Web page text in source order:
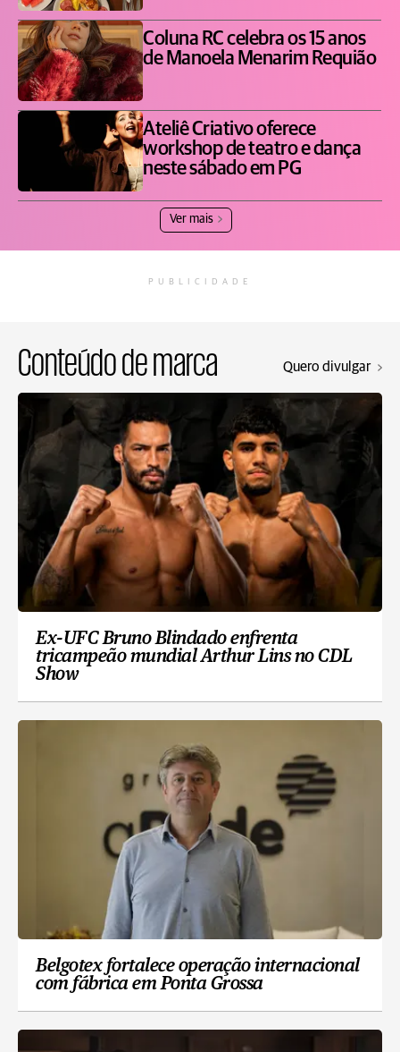
Coluna RC celebra os 15 anos
de Manoela Menarim Requião
Ateliê Criativo oferece
workshop de teatro e dança
neste sábado em PG
Ver mais
PUBLICIDADE
Conteúdo de marca Quero divulgar
Ex-UFC Bruno Blindado enfrenta
tricampeão mundial Arthur Lins no CDL
Show
Belgotex fortalece operação internacional
com fábrica em Ponta Grossa